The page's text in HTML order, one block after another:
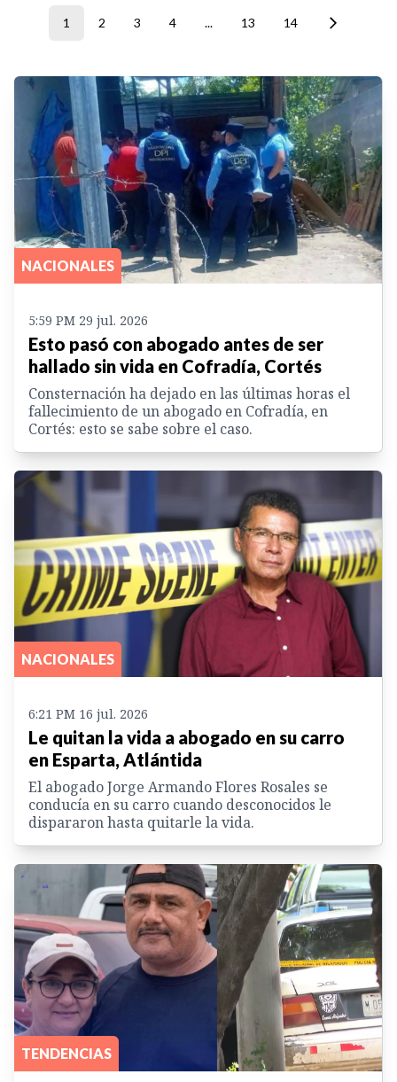
1 2 3 4 ... 13 14
NACIONALES
5:59 PM 29 jul. 2026
Esto pasó con abogado antes de ser
hallado sin vida en Cofradía, Cortés
Consternación ha dejado en las últimas horas el
fallecimiento de un abogado en Cofradía, en
Cortés: esto se sabe sobre el caso.
NACIONALES
6:21 PM 16 jul. 2026
Le quitan la vida a abogado en su carro
en Esparta, Atlántida
El abogado Jorge Armando Flores Rosales se
conducía en su carro cuando desconocidos le
dispararon hasta quitarle la vida.
TENDENCIAS